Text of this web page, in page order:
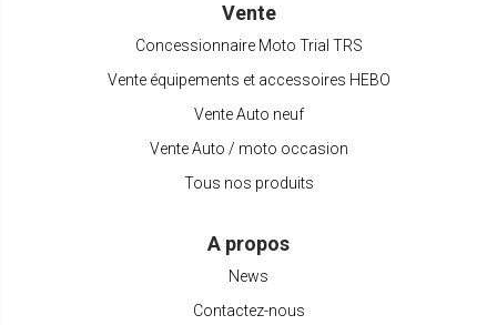
Vente
Concessionnaire Moto Trial TRS
Vente équipements et accessoires HEBO
Vente Auto neuf
Vente Auto / moto occasion
Tous nos produits
A propos
News
Contactez-nous